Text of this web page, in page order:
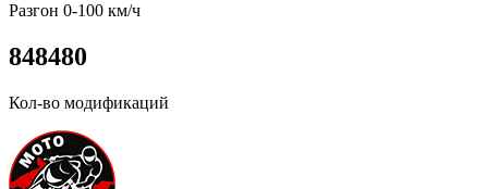
Разгон 0-100 км/ч
848480
Кол-во модификаций